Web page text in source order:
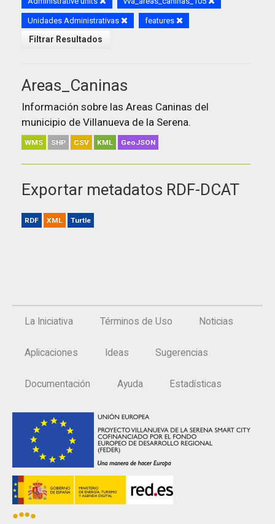
Unidades Administrativas features
Filtrar Resultados
Areas_Caninas
Información sobre las Areas Caninas del
municipio de Villanueva de la Serena.
WMS SHP CSV KML GeoJSON
Exportar metadatos RDF-DCAT
RDF XML Turtle
La Iniciativa Términos de Uso Noticias
Aplicaciones Ideas Sugerencias
Documentación Ayuda Estadísticas